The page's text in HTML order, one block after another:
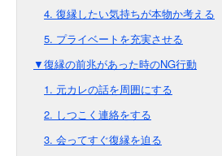
4. 復縁したい気持ちが本物か考える
5. プライベートを充実させる
▼復縁の前兆があった時のNG行動
1. 元カレの話を周囲にする
2. しつこく連絡をする
3. 会ってすぐ復縁を迫る